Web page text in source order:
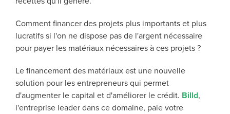
Comment financer des projets plus importants et plus
lucratifs si l'on ne dispose pas de l'argent nécessaire
pour payer les matériaux nécessaires à ces projets ?
Le financement des matériaux est une nouvelle
solution pour les entrepreneurs qui permet
d'augmenter le capital et d'améliorer le crédit. Billd,
l'entreprise leader dans ce domaine, paie votre